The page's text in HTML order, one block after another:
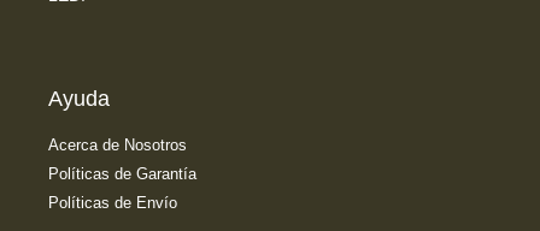
Ayuda
Acerca de Nosotros
Políticas de Garantía
Políticas de Envío